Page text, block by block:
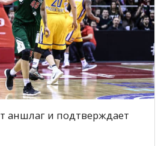
аншлаг и подтверждает